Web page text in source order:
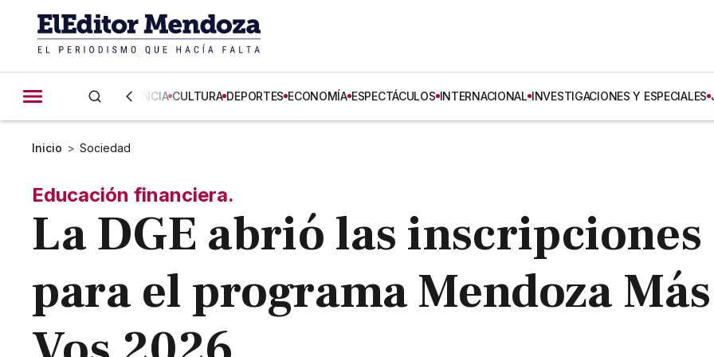
CIENCIA CULTURA DEPORTES ECONOMÍA ESPECTÁCULOS INTERNACIONAL INVESTIGACIONES Y ESPECIALES
Inicio > Sociedad
Educación financiera.
La DGE abrió las inscripciones
para el programa Mendoza Más